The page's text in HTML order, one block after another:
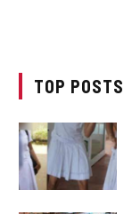
TOP POSTS